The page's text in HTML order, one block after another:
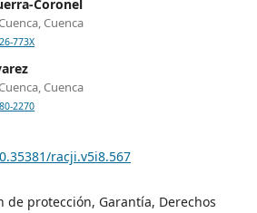
Coronel
Cuenca
773X
Cuenca
2270
racji.v5i8.567
de protección, Garantía, Derechos